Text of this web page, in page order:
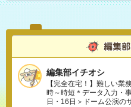
編集部イチオシ
【完全在宅！】難しい業
時～時短＊データ入力・
日・16日＞ドーム公演の